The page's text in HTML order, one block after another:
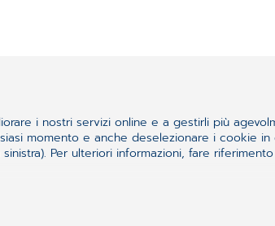
i nostri servizi online e a gestirli più
momento e anche deselezionare i cookie in
Per ulteriori informazioni, fare